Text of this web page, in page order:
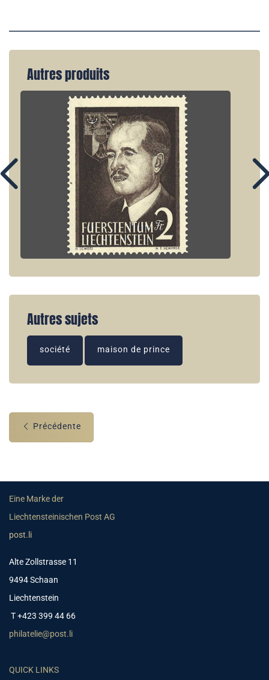
Autres produits
Autres sujets
société maison de prince
Précédente
Eine Marke der
Liechtensteinischen Post AG
post.li
Alte Zollstrasse 11
9494 Schaan
Liechtenstein
T +423 399 44 66
philatelie@post.li
QUICK LINKS